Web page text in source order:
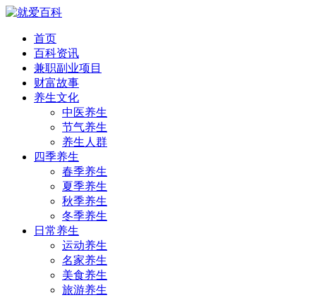
首页
百科资讯
兼职副业项目
财富故事
养生文化
中医养生
节气养生
养生人群
四季养生
春季养生
夏季养生
秋季养生
冬季养生
日常养生
运动养生
名家养生
美食养生
旅游养生